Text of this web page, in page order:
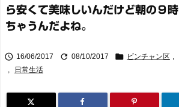
ら安くて美味しいんだけど朝の９
ちゃうんだよね。
 16/06/2017  08/10/2017  ビンチャン区 ,
,
日常生活